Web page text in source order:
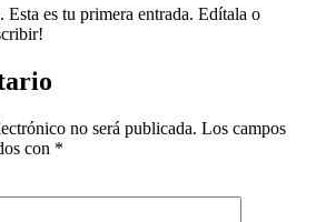
es tu primera entrada. Edítala o
no será publicada. Los campos
con *